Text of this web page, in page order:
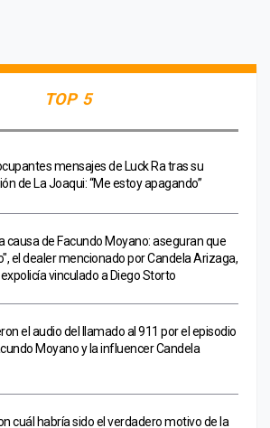
TOP 5
mensajes de Luck Ra tras su
de La Joaqui: “Me estoy apagando”
causa de Facundo Moyano: aseguran que
el dealer mencionado por Candela Arizaga,
vinculado a Diego Storto
el audio del llamado al 911 por el episodio
Moyano y la influencer Candela
cuál habría sido el verdadero motivo de la